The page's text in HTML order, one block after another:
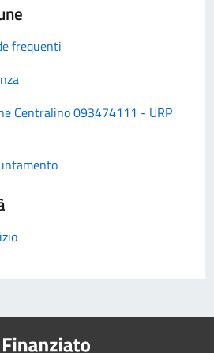
frequenti
Centralino 093474111 - URP